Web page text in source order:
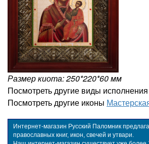
Размер киота: 250*220*60 мм
Посмотреть другие виды
Посмотреть другие иконы
Интернет-магазин Русский Паломник
православных книг, икон, свечей и утвари.